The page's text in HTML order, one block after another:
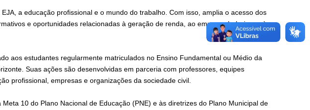
a educação profissional e o mundo do trabalho. Com isso, amplia o acesso dos
e oportunidades relacionadas à geração de renda, ao empreendedorismo, à
aos estudantes regularmente matriculados no Ensino Fundamental ou Médio da
Suas ações são desenvolvidas em parceria com professores, equipes
profissional, empresas e organizações da sociedade civil.
Meta 10 do Plano Nacional de Educação (PNE) e às diretrizes do Plano Municipal de